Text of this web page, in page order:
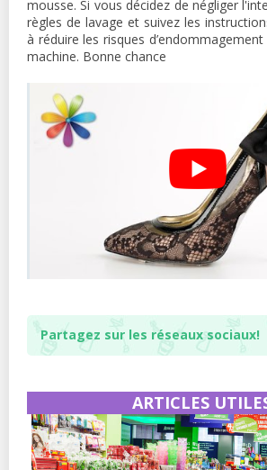
mousse. Si vous décidez de négliger
règles de lavage et suivez les
à réduire les risques
machine. Bonne chance
Partagez sur les réseaux sociaux!
ARTICLES